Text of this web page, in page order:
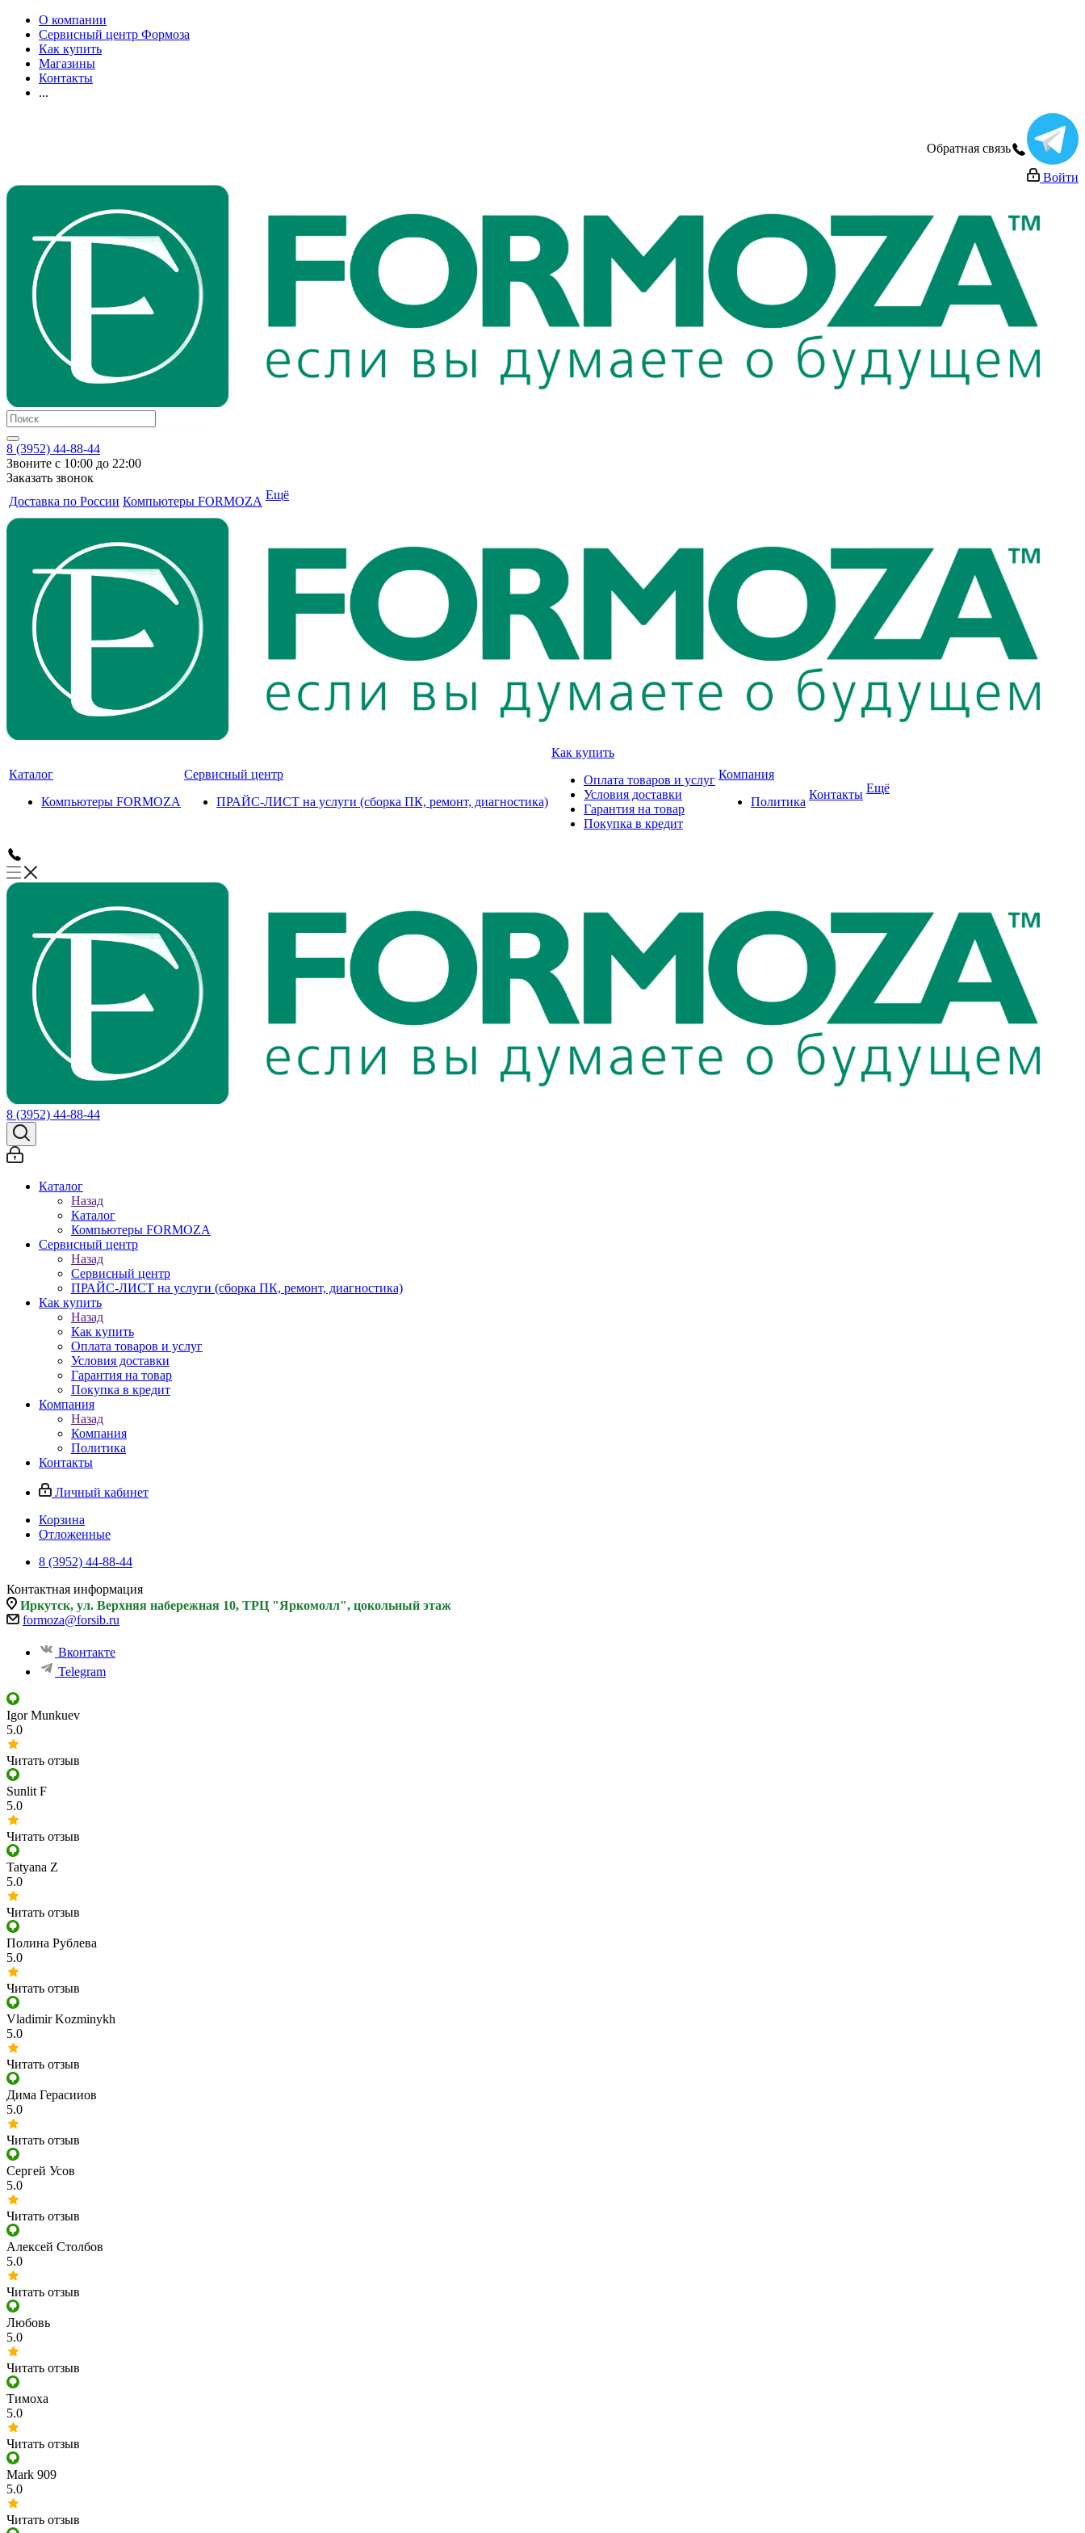
О компании
Сервисный центр Формоза
Как купить
Магазины
Контакты
...
Обратная связь
Войти
8 (3952) 44-88-44
Звоните с 10:00 до 22:00
Заказать звонок
Доставка по России Компьютеры FORMOZA Ещё
Каталог
Компьютеры FORMOZA
Сервисный центр
ПРАЙС-ЛИСТ на услуги (сборка ПК, ремонт, диагностика)
Как купить
Оплата товаров и услуг
Условия доставки
Гарантия на товар
Покупка в кредит
Компания
Политика
Контакты Ещё
8 (3952) 44-88-44
Каталог
Назад
Каталог
Компьютеры FORMOZA
Сервисный центр
Назад
Сервисный центр
ПРАЙС-ЛИСТ на услуги (сборка ПК, ремонт, диагностика)
Как купить
Назад
Как купить
Оплата товаров и услуг
Условия доставки
Гарантия на товар
Покупка в кредит
Компания
Назад
Компания
Политика
Контакты
Личный кабинет
Корзина
Отложенные
8 (3952) 44-88-44
Контактная информация
Иркутск, ул. Верхняя набережная 10, ТРЦ "Яркомолл", цокольный этаж
formoza@forsib.ru
Вконтакте
Telegram
Igor Munkuev
5.0
Читать отзыв
Sunlit F
5.0
Читать отзыв
Tatyana Z
5.0
Читать отзыв
Полина Рублева
5.0
Читать отзыв
Vladimir Kozminykh
5.0
Читать отзыв
Дима Герасииов
5.0
Читать отзыв
​Сергей Усов
5.0
Читать отзыв
Алексей Столбов
5.0
Читать отзыв
Любовь
5.0
Читать отзыв
Тимоха
5.0
Читать отзыв
Mark 909
5.0
Читать отзыв